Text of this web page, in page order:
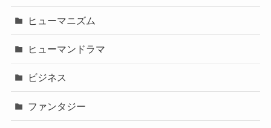
ヒューマニズム
ヒューマンドラマ
ビジネス
ファンタジー